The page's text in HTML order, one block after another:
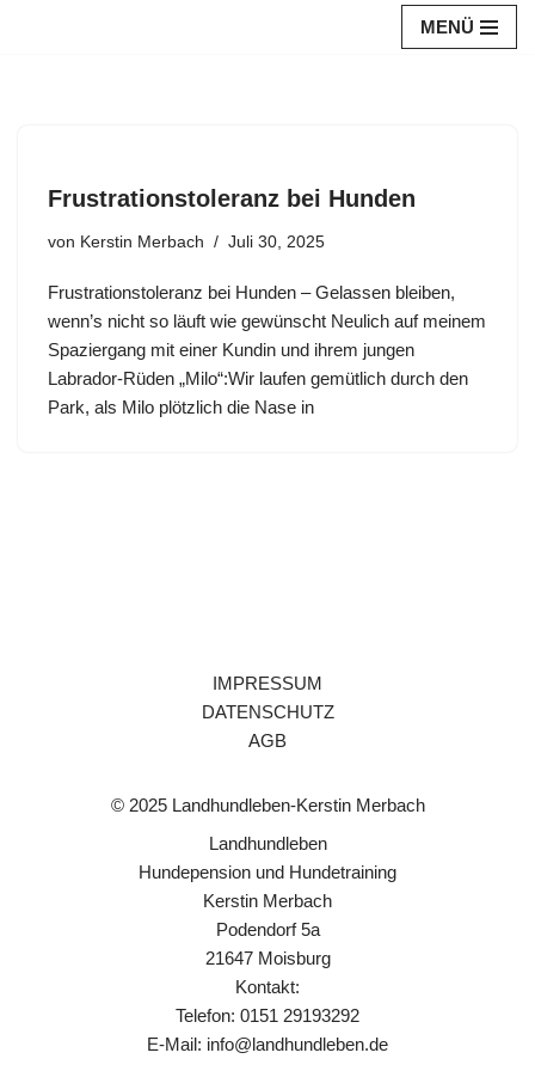
MENÜ
Frustrationstoleranz bei Hunden
von Kerstin Merbach Juli 30, 2025
Frustrationstoleranz bei Hunden – Gelassen bleiben,
wenn’s nicht so läuft wie gewünscht Neulich auf meinem
Spaziergang mit einer Kundin und ihrem jungen
Labrador-Rüden „Milo“:Wir laufen gemütlich durch den
Park, als Milo plötzlich die Nase in
IMPRESSUM
DATENSCHUTZ
AGB
© 2025 Landhundleben-Kerstin Merbach
Landhundleben
Hundepension und Hundetraining
Kerstin Merbach
Podendorf 5a
21647 Moisburg
Kontakt:
Telefon: 0151 29193292
E-Mail: info@landhundleben.de